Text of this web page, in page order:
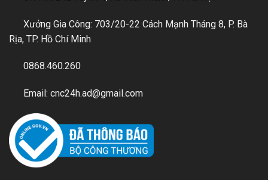
Xưởng Gia Công: 703/20-22 Cách Mạnh Tháng 8, P. Bà
Rịa, TP. Hồ Chí Minh
0868.460.260
Email: cnc24h.ad@gmail.com